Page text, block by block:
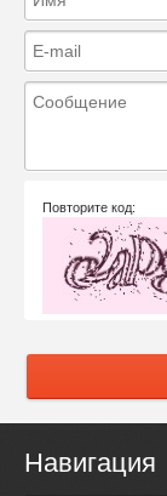
Повторите код:
Навигация